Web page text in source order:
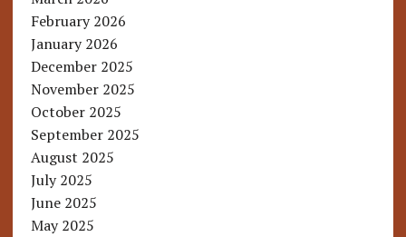
February 2026
January 2026
December 2025
November 2025
October 2025
September 2025
August 2025
July 2025
June 2025
May 2025